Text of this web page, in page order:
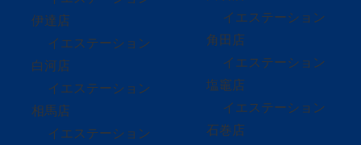
伊達店
イエステーション
白河店
イエステーション
相馬店
イエステーション
イエステーション
角田店
イエステーション
塩竈店
イエステーション
石巻店